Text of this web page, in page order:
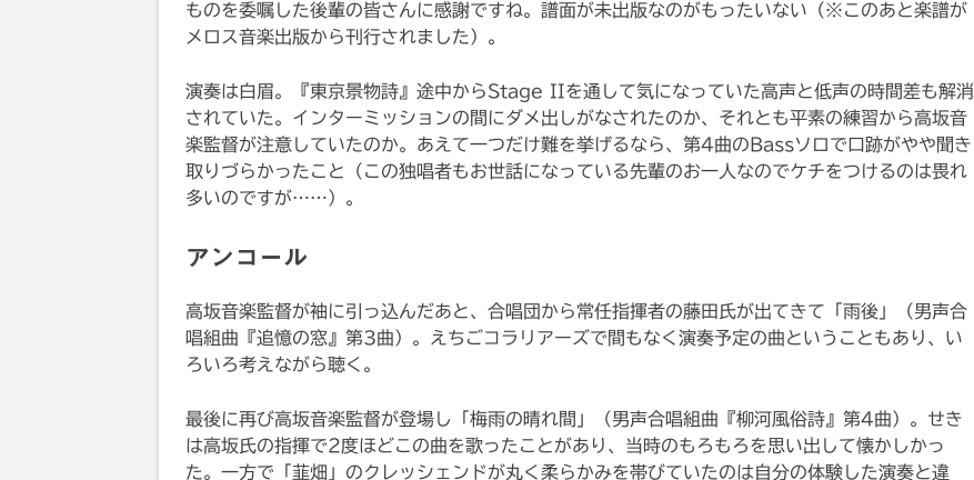
ものを委嘱した後輩の皆さんに感謝ですね。譜面が未出版なのがもったいない（※このあと楽譜が
メロス音楽出版から刊行されました）。
演奏は白眉。『東京景物詩』途中からStage IIを通して気になっていた高声と低声の時間差も解消
されていた。インターミッションの間にダメ出しがなされたのか、それとも平素の練習から高坂音
楽監督が注意していたのか。あえて一つだけ難を挙げるなら、第4曲のBassソロで口跡がやや聞き
取りづらかったこと（この独唱者もお世話になっている先輩のお一人なのでケチをつけるのは畏れ
多いのですが……）。
アンコール
高坂音楽監督が袖に引っ込んだあと、合唱団から常任指揮者の藤田氏が出てきて「雨後」（男声合
唱組曲『追憶の窓』第3曲）。えちごコラリアーズで間もなく演奏予定の曲ということもあり、い
ろいろ考えながら聴く。
最後に再び高坂音楽監督が登場し「梅雨の晴れ間」（男声合唱組曲『柳河風俗詩』第4曲）。せき
は高坂氏の指揮で2度ほどこの曲を歌ったことがあり、当時のもろもろを思い出して懐かしかっ
た。一方で「韮畑」のクレッシェンドが丸く柔らかみを帯びていたのは自分の体験した演奏と違